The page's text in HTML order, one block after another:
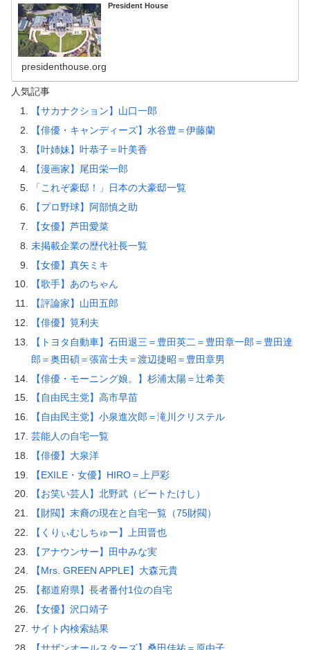
President House
presidenthouse.org
人気記事
【サカナクション】山口一郎
【俳優・キャンディーズ】水谷豊＝伊藤蘭
【叶姉妹】叶恭子＝叶美香
【漫画家】尾田栄一郎
「これぞ豪邸！」日本の大豪邸一覧
【プロ野球】阿部慎之助
【女優】芦田愛菜
未掲載企業の歴代社長一覧
【女優】真矢ミキ
【歌手】あのちゃん
【評論家】山田五郎
【俳優】筧利夫
【トヨタ自動車】石田退三＝豊田英二＝豊田章一郎＝豊田達
郎＝奥田碩＝張富士夫＝渡辺捷昭＝豊田章男
【俳優・モーニング娘。】杉浦太陽＝辻希美
【自由民主党】高市早苗
【自由民主党】小泉進次郎＝滝川クリステル
芸能人の自宅一覧
【俳優】大泉洋
【EXILE・女優】HIRO＝上戸彩
【お笑い芸人】北野武（ビートたけし）
【財閥】末裔の現在と自宅一覧（75財閥）
【くりぃむしちゅー】上田晋也
【アナウンサー】田中みな実
【Mrs. GREEN APPLE】大森元貴
【都道府県】長者番付1位の自宅
【女優】沢口靖子
サイト内検索結果
【サザンオールスターズ】桑田佳祐＝原由子